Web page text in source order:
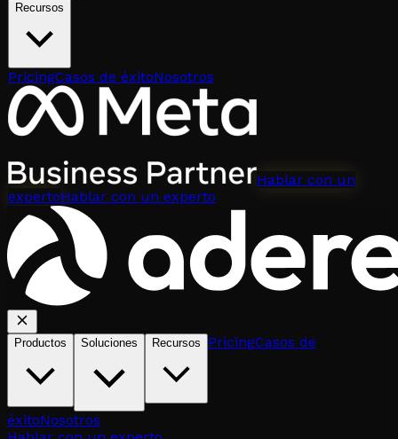
Recursos
PricingCasos de éxitoNosotros
Hablar con un
expertoHablar con un experto
Productos Soluciones Recursos PricingCasos de
éxitoNosotros